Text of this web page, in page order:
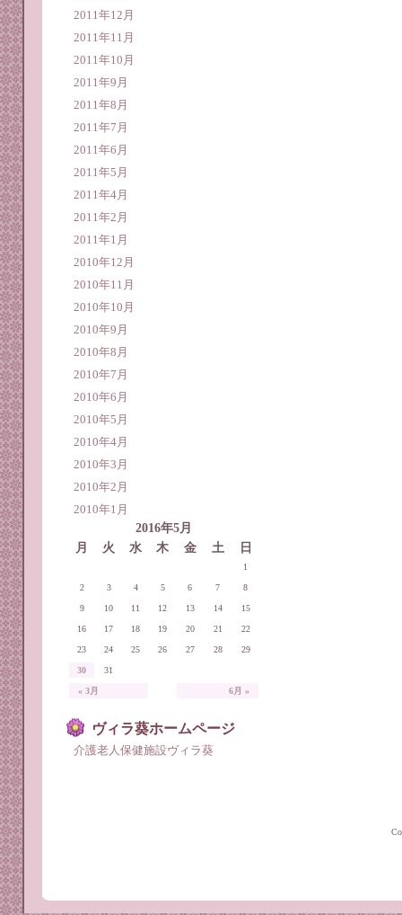
2011年12月
2011年11月
2011年10月
2011年9月
2011年8月
2011年7月
2011年6月
2011年5月
2011年4月
2011年2月
2011年1月
2010年12月
2010年11月
2010年10月
2010年9月
2010年8月
2010年7月
2010年6月
2010年5月
2010年4月
2010年3月
2010年2月
2010年1月
2016年5月
月
火 水 木 金 土 日
« 3月 6月 »
1
2 3 4 5 6 7 8
9 10 11 12 13 14 15
16 17 18 19 20 21 22
23 24 25 26 27 28 29
30 31
ヴィラ葵ホームページ
介護老人保健施設ヴィラ葵